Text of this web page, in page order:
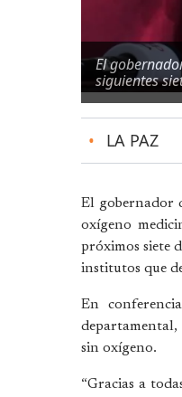
El
siguientes
• LA PAZ
El gobernador
oxígeno
próximos siete
institutos que
En
departamental,
sin oxígeno.
“Gracias a